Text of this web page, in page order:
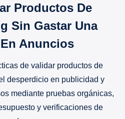
Productos De
Sin Gastar Una
Anuncios
de validar productos de
desperdicio en publicidad y
mediante pruebas orgánicas,
y verificaciones de